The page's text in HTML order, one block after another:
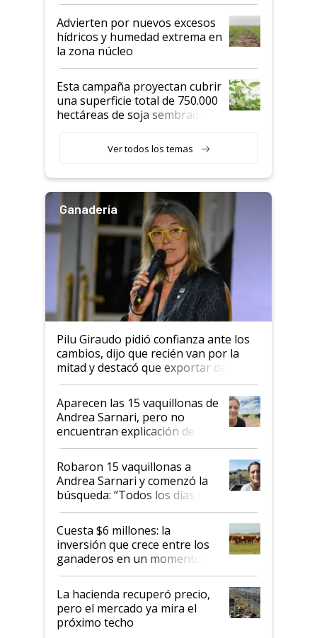
Advierten por nuevos excesos
hídricos y humedad extrema en
la zona núcleo
Esta campaña proyectan cubrir
una superficie total de 750.000
hectáreas de soja sembradas
variedades que marcan un
salto tecnológico en genética y
Ver todos los temas
Ganadería
Pilu Giraudo pidió confianza ante los
cambios, dijo que recién van por la
mitad y destacó que exportar dejó de
ser "para unos pocos": "Tenemos un
mandato muy claro del gobierno
nacional"
Aparecen las 15 vaquillonas de
Andrea Sarnari, pero no
encuentran explicación de
cómo llegaron allí
Robaron 15 vaquillonas a
Andrea Sarnari y comenzó la
búsqueda: “Todos los días le
toca a algún productor”
Cuesta $6 millones: la
inversión que crece entre los
ganaderos en un momento
histórico para la actividad
La hacienda recuperó precio,
pero el mercado ya mira el
próximo techo